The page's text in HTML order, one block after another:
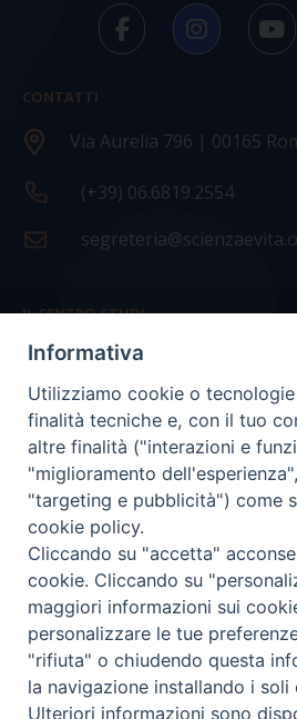
CONTATTI
Via Aurelia 796 | 00165
(+39) 06.6819.2554
IL CENTRO STUDI
La nostra storia
Statuto
Presidenza e ufficio presidenza
Consiglio scientifico
Coordinamento nazionale
COPYRIGHT Scienza & Vita - C.F
diritti -Privacy-
Informativa
Utilizziamo cookie o
finalità tecniche e, con il tuo
altre finalità ("interazioni e
"miglioramento
"targeting e pubblicità") come
cookie policy.
Cliccando su "accetta"
cookie. Cliccando su
maggiori informazioni sui
personalizzare le tue
"rifiuta" o chiudendo questa
la navigazione installando i soli
Ulteriori informazioni sono